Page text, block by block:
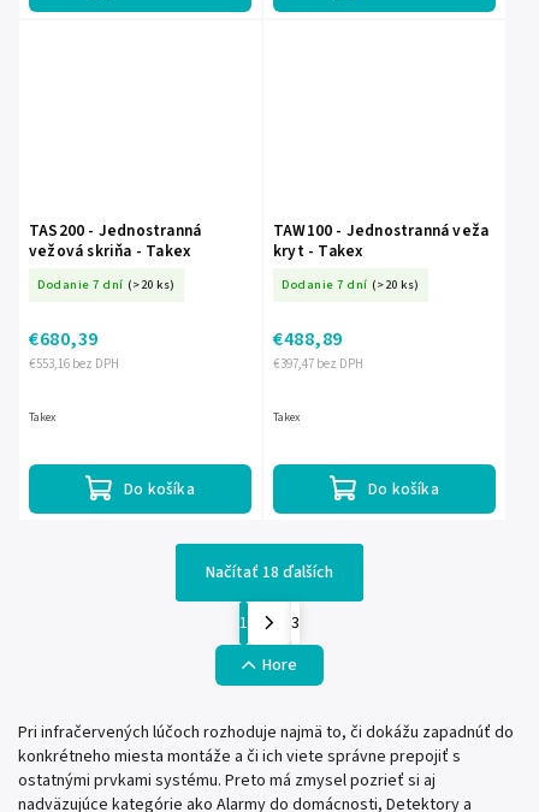
TAS200 - Jednostranná
vežová skriňa - Takex
Dodanie 7 dní (>20 ks)
€553,16 bez DPH
€680,39
Do košíka
Takex
TAW100 - Jednostranná veža
kryt - Takex
Dodanie 7 dní (>20 ks)
€397,47 bez DPH
€488,89
Do košíka
Takex
Načítať 18 ďalších
1
3
Hore
Pri infračervených lúčoch rozhoduje najmä to, či dokážu zapadnúť do
konkrétneho miesta montáže a či ich viete správne prepojiť s
ostatnými prvkami systému. Preto má zmysel pozrieť si aj
nadväzujúce kategórie ako Alarmy do domácnosti, Detektory a